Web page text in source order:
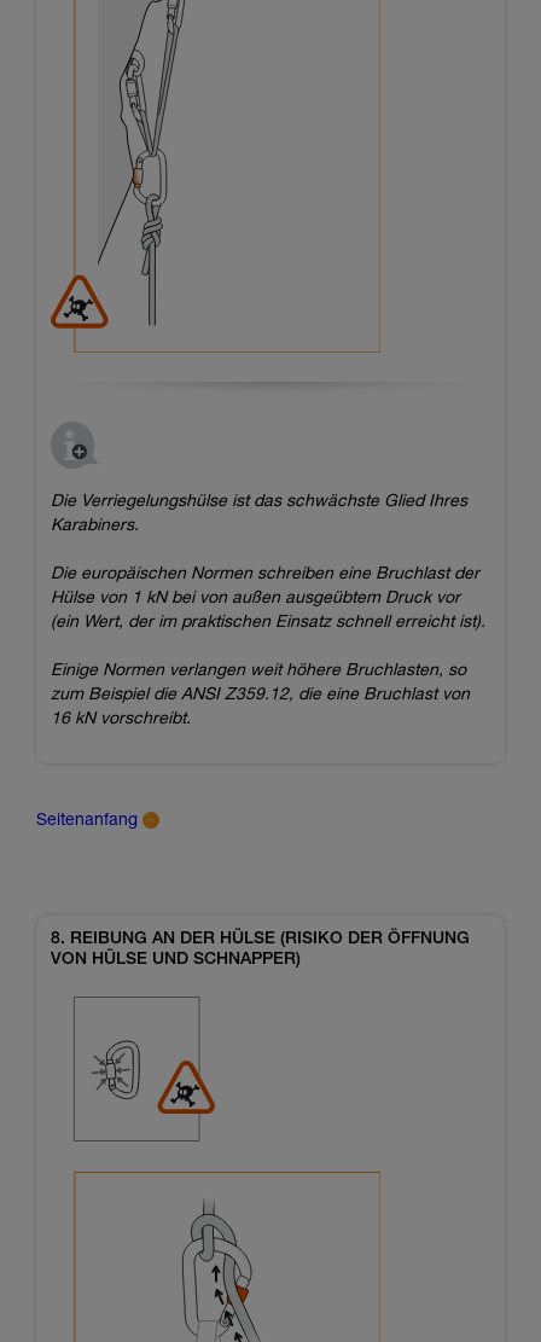
Die Verriegelungshülse ist das schwächste Glied Ihres
Karabiners.
Die europäischen Normen schreiben eine Bruchlast der
Hülse von 1 kN bei von außen ausgeübtem Druck vor
(ein Wert, der im praktischen Einsatz schnell erreicht ist).
Einige Normen verlangen weit höhere Bruchlasten, so
zum Beispiel die ANSI Z359.12, die eine Bruchlast von
16 kN vorschreibt.
Seitenanfang
8. REIBUNG AN DER HÜLSE (RISIKO DER ÖFFNUNG
VON HÜLSE UND SCHNAPPER)